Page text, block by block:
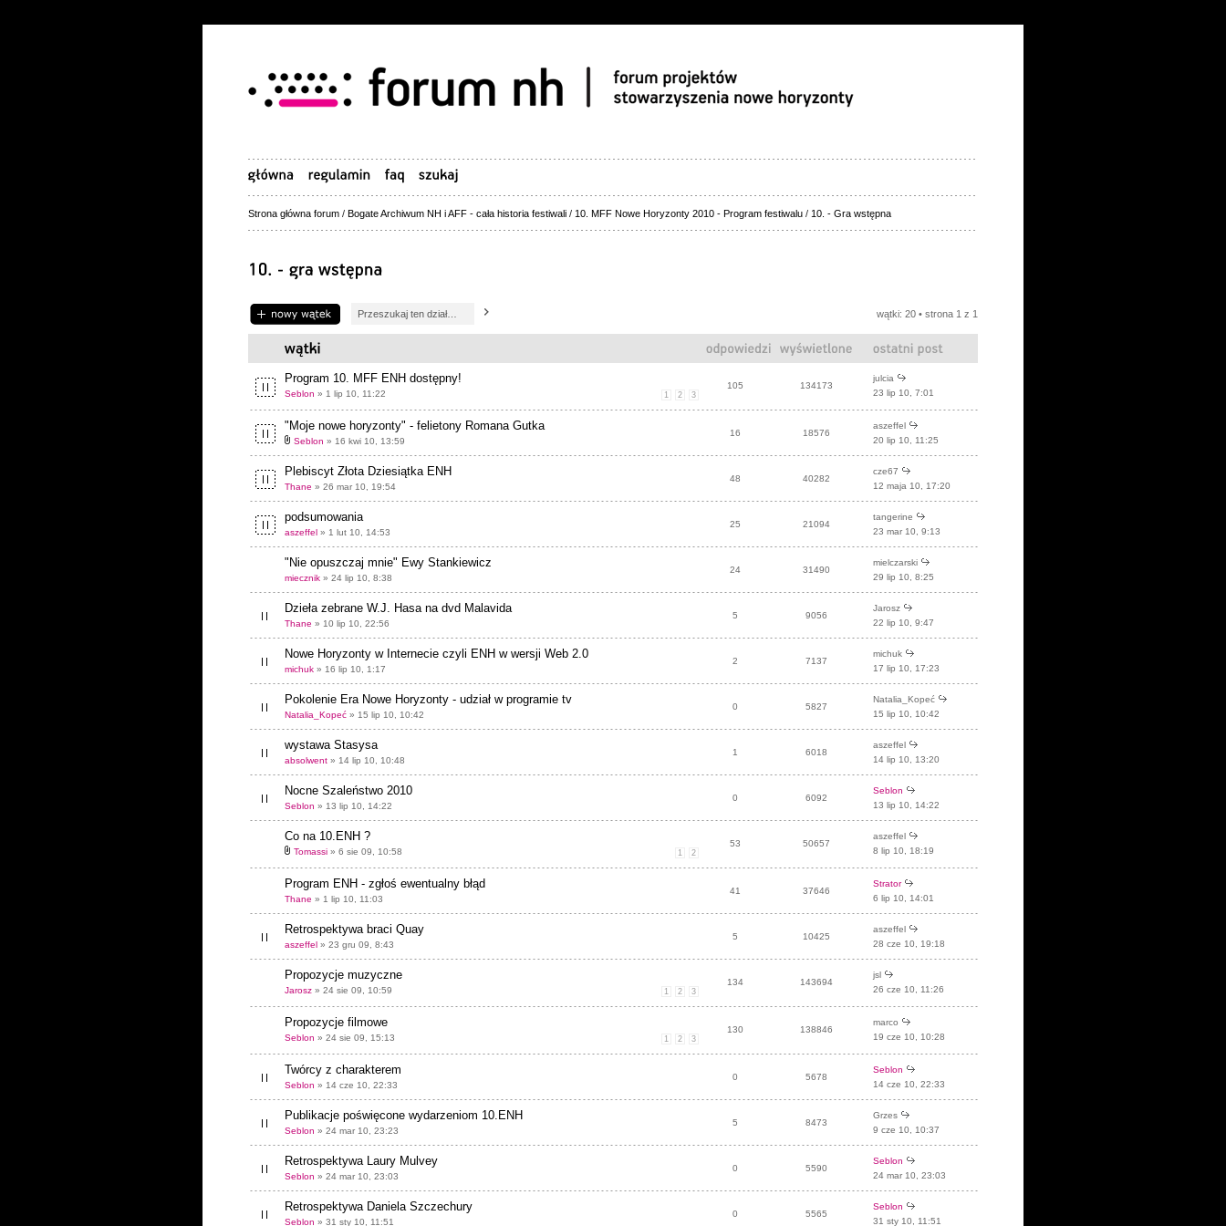
Strona główna forum / Bogate Archiwum NH i AFF - cała historia festiwali / 10. MFF Nowe Horyzonty 2010 - Program festiwalu / 10. - Gra wstępna
Napisz wątek wątki: 20 • strona 1 z 1
Program 10. MFF ENH dostępny!
1 2 3
Seblon » 1 lip 10, 11:22
105 134173
julcia
23 lip 10, 7:01
"Moje nowe horyzonty" - felietony Romana Gutka
Seblon » 16 kwi 10, 13:59
16 18576
aszeffel
20 lip 10, 11:25
Plebiscyt Złota Dziesiątka ENH
Thane » 26 mar 10, 19:54
48 40282
cze67
12 maja 10, 17:20
podsumowania
aszeffel » 1 lut 10, 14:53
25 21094
tangerine
23 mar 10, 9:13
"Nie opuszczaj mnie" Ewy Stankiewicz
miecznik » 24 lip 10, 8:38
24 31490
mielczarski
29 lip 10, 8:25
Dzieła zebrane W.J. Hasa na dvd Malavida
Thane » 10 lip 10, 22:56
5 9056
Jarosz
22 lip 10, 9:47
Nowe Horyzonty w Internecie czyli ENH w wersji Web 2.0
michuk » 16 lip 10, 1:17
2 7137
michuk
17 lip 10, 17:23
Pokolenie Era Nowe Horyzonty - udział w programie tv
Natalia_Kopeć » 15 lip 10, 10:42
0 5827
Natalia_Kopeć
15 lip 10, 10:42
wystawa Stasysa
absolwent » 14 lip 10, 10:48
1 6018
aszeffel
14 lip 10, 13:20
Nocne Szaleństwo 2010
Seblon » 13 lip 10, 14:22
0 6092
Seblon
13 lip 10, 14:22
Co na 10.ENH ?
1 2
Tomassi » 6 sie 09, 10:58
53 50657
aszeffel
8 lip 10, 18:19
Program ENH - zgłoś ewentualny błąd
Thane » 1 lip 10, 11:03
41 37646
Strator
6 lip 10, 14:01
Retrospektywa braci Quay
aszeffel » 23 gru 09, 8:43
5 10425
aszeffel
28 cze 10, 19:18
Propozycje muzyczne
1 2 3
Jarosz » 24 sie 09, 10:59
134 143694
jsl
26 cze 10, 11:26
Propozycje filmowe
1 2 3
Seblon » 24 sie 09, 15:13
130 138846
marco
19 cze 10, 10:28
Twórcy z charakterem
Seblon » 14 cze 10, 22:33
0 5678
Seblon
14 cze 10, 22:33
Publikacje poświęcone wydarzeniom 10.ENH
Seblon » 24 mar 10, 23:23
5 8473
Grzes
9 cze 10, 10:37
Retrospektywa Laury Mulvey
Seblon » 24 mar 10, 23:03
0 5590
Seblon
24 mar 10, 23:03
Retrospektywa Daniela Szczechury
Seblon » 31 sty 10, 11:51
0 5565
Seblon
31 sty 10, 11:51